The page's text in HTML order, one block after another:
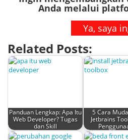
Anda melalui
Ya, saya
Related Posts:
Panduan Lengkap: Apa Itu
Web Developer? Tugas
dan Skill
5 Cara
Jetbrains